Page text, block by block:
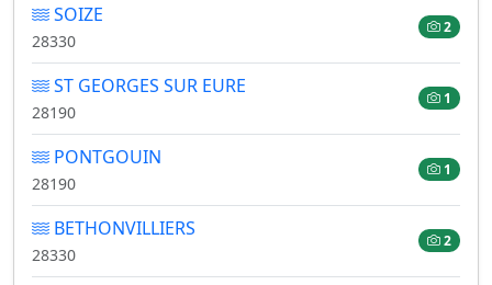
SOIZE
28330
2
ST GEORGES SUR EURE
28190
1
PONTGOUIN
28190
1
BETHONVILLIERS
28330
2